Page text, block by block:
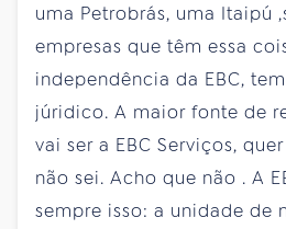
uma Petrobrás, uma Itaipú
empresas que têm essa
independência da EBC,
júridico. A maior fonte de
vai ser a EBC Serviços,
não sei. Acho que não . A
sempre isso: a unidade de